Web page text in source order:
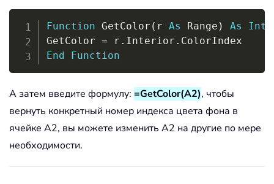
Function GetColor ( r As Range ) As
GetColor = r . Interior .
End
Function
Copy
А затем введите формулу: =GetColor(A2), чтобы
вернуть конкретный номер индекса цвета фона в
ячейке A2, вы можете изменить A2 на другие по мере
необходимости.